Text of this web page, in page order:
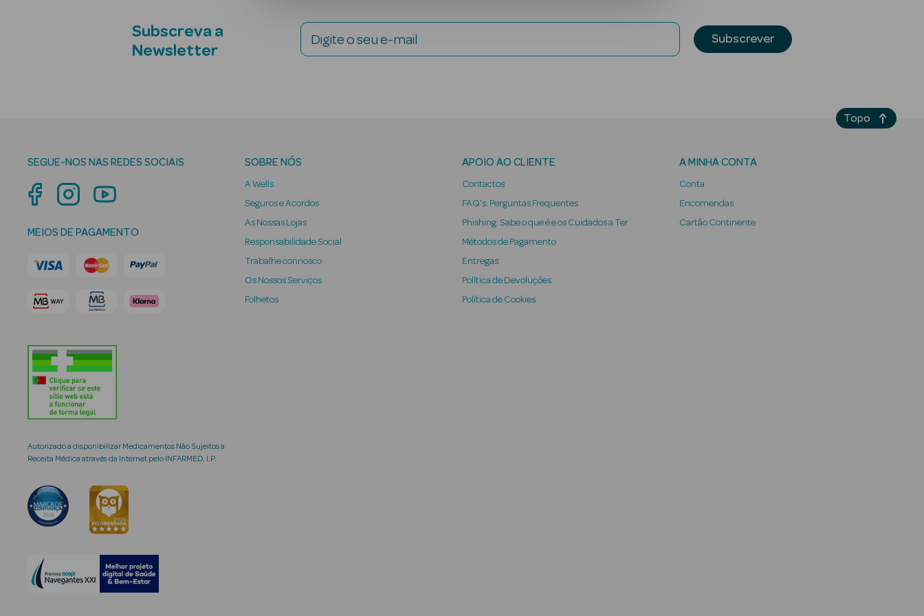
Subscreva a
Newsletter
Digite o seu e-mail Subscrever
SEGUE-NOS NAS REDES SOCIAIS
MEIOS DE PAGAMENTO
Autorizado a disponibilizar Medicamentos Não Sujeitos a
Receita Médica através da Internet pelo INFARMED, I.P.
SOBRE NÓS
A Wells
Seguros e Acordos
As Nossas Lojas
Responsabilidade Social
Trabalhe connosco
Os Nossos Serviços
Folhetos
APOIO AO CLIENTE
Contactos
FAQ's: Perguntas Frequentes
Phishing: Sabe o que é e os Cuidados a Ter
Métodos de Pagamento
Entregas
Política de Devoluções
Política de Cookies
A MINHA CONTA
Conta
Encomendas
Cartão Continente
Topo